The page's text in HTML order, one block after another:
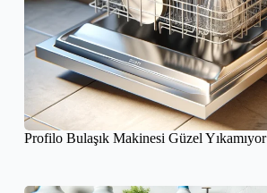
Profilo Bulaşık Makinesi Güzel Yıkamıyor